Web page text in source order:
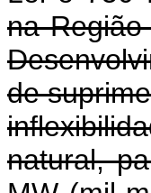
na
de
natural,